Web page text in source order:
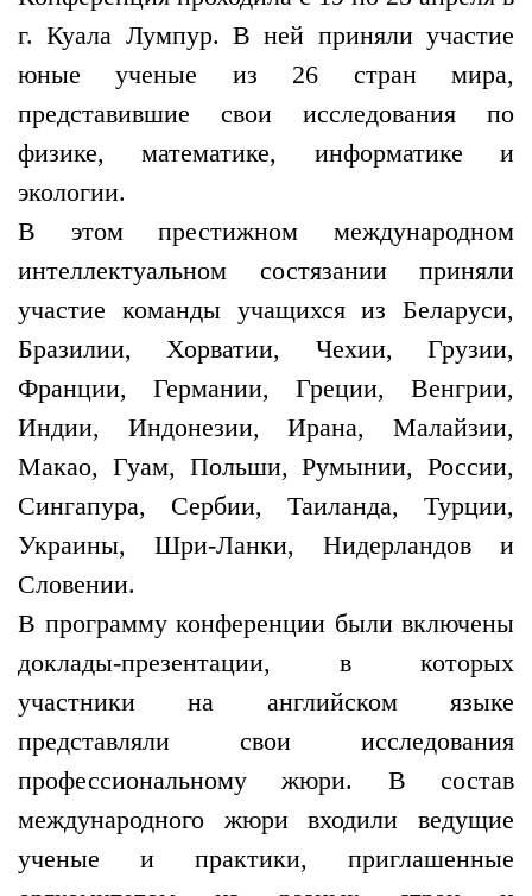
г. Куала Лумпур. В ней приняли участие
юные ученые из 26 стран мира,
представившие свои исследования по
физике, математике, информатике и
экологии.
В этом престижном международном
интеллектуальном состязании приняли
участие команды учащихся из Беларуси,
Бразилии, Хорватии, Чехии, Грузии,
Франции, Германии, Греции, Венгрии,
Индии, Индонезии, Ирана, Малайзии,
Макао, Гуам, Польши, Румынии, России,
Сингапура, Сербии, Таиланда, Турции,
Украины, Шри-Ланки, Нидерландов и
Словении.
В программу конференции были включены
доклады-презентации, в которых
участники на английском языке
представляли свои исследования
профессиональному жюри. В состав
международного жюри входили ведущие
ученые и практики, приглашенные